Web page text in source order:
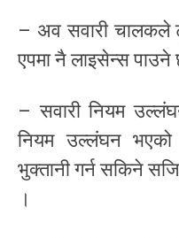
– अव सवारी चालकले
एपमा नै लाइसेन्स
– सवारी नियम
नियम उल्लंघन भएको
भुक्तानी गर्न सकिने
।